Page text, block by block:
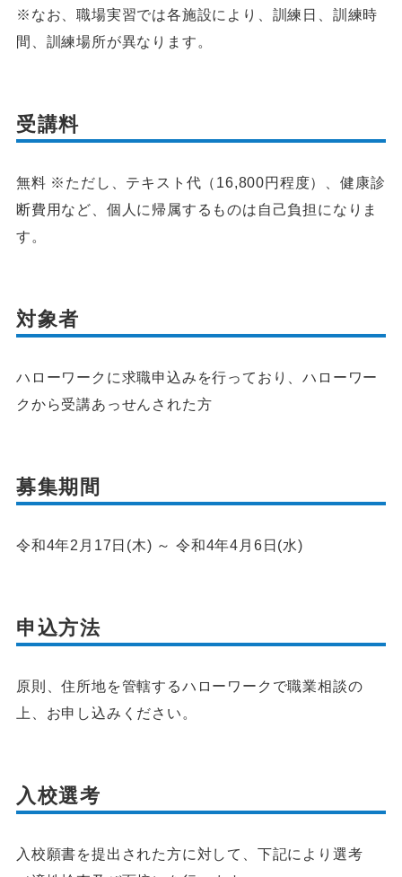
※なお、職場実習では各施設により、訓練日、訓練時
間、訓練場所が異なります。
受講料
無料 ※ただし、テキスト代（16,800円程度）、健康診
断費用など、個人に帰属するものは自己負担になりま
す。
対象者
ハローワークに求職申込みを行っており、ハローワー
クから受講あっせんされた方
募集期間
令和4年2月17日(木) ～ 令和4年4月6日(水)
申込方法
原則、住所地を管轄するハローワークで職業相談の
上、お申し込みください。
入校選考
入校願書を提出された方に対して、下記により選考